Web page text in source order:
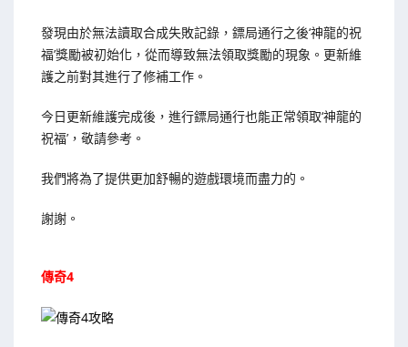
發現由於無法讀取合成失敗記錄，鏢局通行之後‘神龍的祝
福’獎勵被初始化，從而導致無法領取獎勵的現象。更新維
護之前對其進行了修補工作。
今日更新維護完成後，進行鏢局通行也能正常領取‘神龍的
祝福’，敬請參考。
我們將為了提供更加舒暢的遊戲環境而盡力的。
謝謝。
傳奇4